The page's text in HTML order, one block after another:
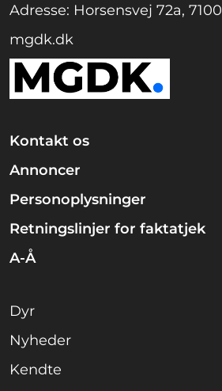
Adresse: Horsensvej 72a,
mgdk.dk
Kontakt os
Annoncer
Personoplysninger
Retningslinjer for faktatjek
A-Å
Dyr
Nyheder
Kendte